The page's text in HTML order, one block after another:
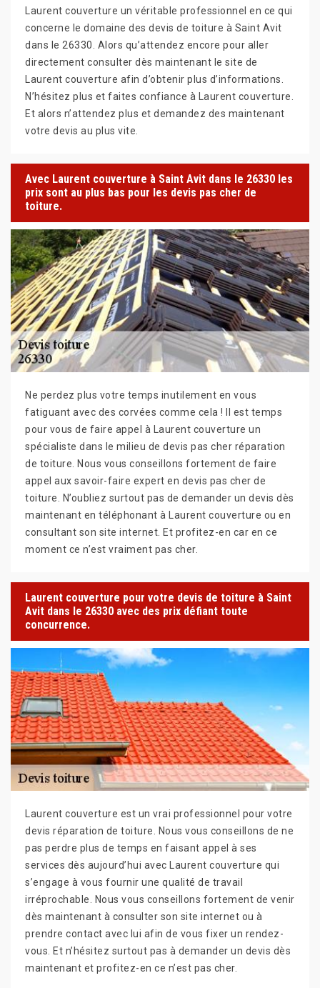
Laurent couverture un véritable professionnel en ce qui
concerne le domaine des devis de toiture à Saint Avit
dans le 26330. Alors qu’attendez encore pour aller
directement consulter dès maintenant le site de
Laurent couverture afin d’obtenir plus d’informations.
N’hésitez plus et faites confiance à Laurent couverture.
Et alors n’attendez plus et demandez des maintenant
votre devis au plus vite.
Avec Laurent couverture à Saint Avit dans le 26330 les
prix sont au plus bas pour les devis pas cher de
toiture.
Ne perdez plus votre temps inutilement en vous
fatiguant avec des corvées comme cela ! Il est temps
pour vous de faire appel à Laurent couverture un
spécialiste dans le milieu de devis pas cher réparation
de toiture. Nous vous conseillons fortement de faire
appel aux savoir-faire expert en devis pas cher de
toiture. N’oubliez surtout pas de demander un devis dès
maintenant en téléphonant à Laurent couverture ou en
consultant son site internet. Et profitez-en car en ce
moment ce n’est vraiment pas cher.
Laurent couverture pour votre devis de toiture à Saint
Avit dans le 26330 avec des prix défiant toute
concurrence.
Laurent couverture est un vrai professionnel pour votre
devis réparation de toiture. Nous vous conseillons de ne
pas perdre plus de temps en faisant appel à ses
services dès aujourd’hui avec Laurent couverture qui
s’engage à vous fournir une qualité de travail
irréprochable. Nous vous conseillons fortement de venir
dès maintenant à consulter son site internet ou à
prendre contact avec lui afin de vous fixer un rendez-
vous. Et n’hésitez surtout pas à demander un devis dès
maintenant et profitez-en ce n’est pas cher.